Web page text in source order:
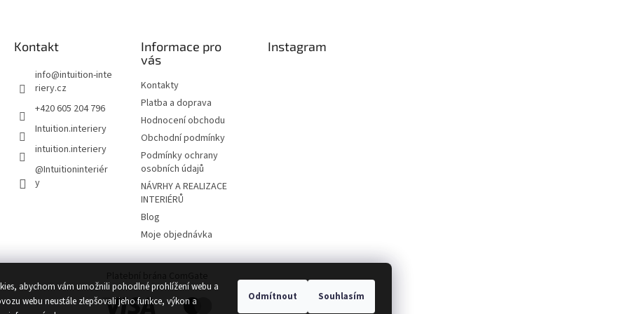
abychom vám umožnili pohodlné prohlížení webu a
webu neustále zlepšovali jeho funkce, výkon a
Odmítnout Souhlasím
Kontakt
info@intuition-inte
riery.cz
+420 605 204 796
Intuition.interiery
intuition.interiery
@Intuitioninteriér
y
Informace pro
vás
Kontakty
Platba a doprava
Hodnocení obchodu
Obchodní podmínky
Podmínky ochrany
osobních údajů
NÁVRHY A REALIZACE
INTERIÉRŮ
Blog
Moje objednávka
Instagram